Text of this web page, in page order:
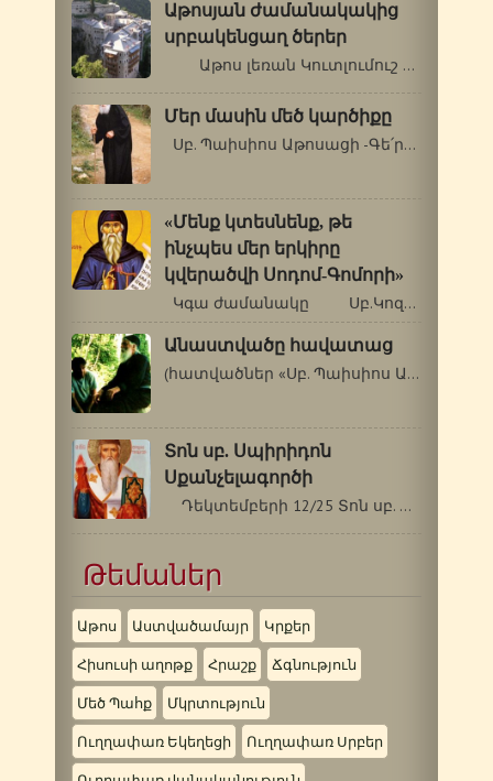
Աթոսյան ժամանակակից
սրբակենցաղ ծերեր
Աթոս լեռան Կուտլումուշ վանքի…
Մեր մասին մեծ կարծիքը
Սբ. Պաիսիոս Աթոսացի -Գե՛րոնդա, ինչու՞…
«Մենք կտեսնենք, թե
ինչպես մեր երկիրը
կվերածվի Սոդոմ-Գոմորի»
Կգա ժամանակը Սբ.Կոզմաս Էտոլացին…
Անաստվածը հավատաց
(հատվածներ «Սբ. Պաիսիոս Աթոսացու…
Տոն սբ. Սպիրիդոն
Սքանչելագործի
Դեկտեմբերի 12/25 Տոն սբ. Սպիրիդոն…
Թեմաներ
Աթոս Աստվածամայր Կրքեր
Հիսուսի աղոթք Հրաշք Ճգնություն
Մեծ Պահք Մկրտություն
Ուղղափառ Եկեղեցի Ուղղափառ Սրբեր